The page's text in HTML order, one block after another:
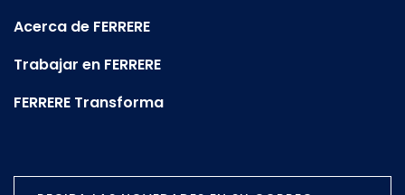
Acerca de FERRERE
Trabajar en FERRERE
FERRERE Transforma